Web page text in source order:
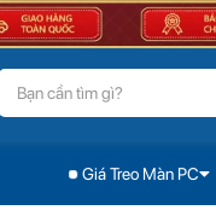
Giá Treo Màn PC